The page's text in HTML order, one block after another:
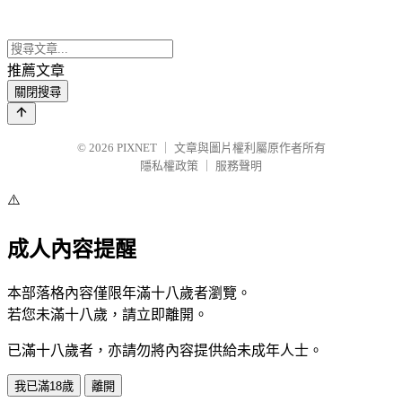
推薦文章
關閉搜尋
© 2026 PIXNET
文章與圖片權利屬原作者所有
隱私權政策
服務聲明
⚠️
成人內容提醒
本部落格內容僅限年滿十八歲者瀏覽。
若您未滿十八歲，請立即離開。
已滿十八歲者，亦請勿將內容提供給未成年人士。
我已滿18歲 離開